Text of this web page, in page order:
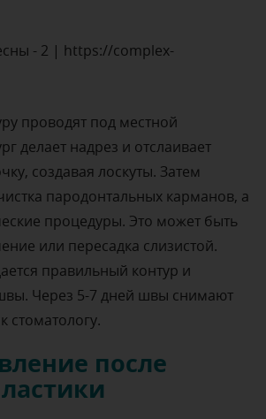
проводят под местной
делает надрез и отслаивает
создавая лоскуты. Затем
пародонтальных карманов, а
процедуры. Это может быть
или пересадка слизистой.
правильный контур и
Через 5-7 дней швы снимают
стоматологу.
после